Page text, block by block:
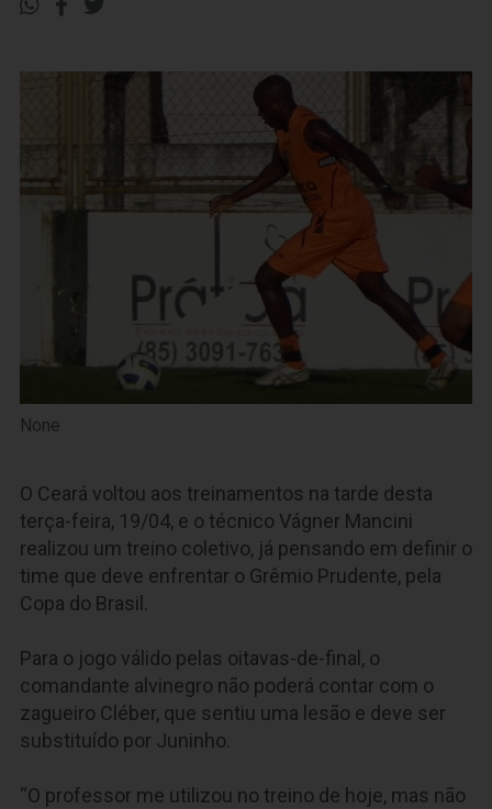
None
O Ceará voltou aos treinamentos na tarde desta
terça-feira, 19/04, e o técnico Vágner Mancini
realizou um treino coletivo, já pensando em definir o
time que deve enfrentar o Grêmio Prudente, pela
Copa do Brasil.
Para o jogo válido pelas oitavas-de-final, o
comandante alvinegro não poderá contar com o
zagueiro Cléber, que sentiu uma lesão e deve ser
substituído por Juninho.
“O professor me utilizou no treino de hoje, mas não